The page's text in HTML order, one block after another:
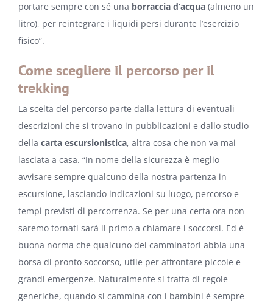
portare sempre con sé una borraccia d’acqua (almeno un
litro), per reintegrare i liquidi persi durante l’esercizio
fisico”.
Come scegliere il percorso per il
trekking
La scelta del percorso parte dalla lettura di eventuali
descrizioni che si trovano in pubblicazioni e dallo studio
della carta escursionistica, altra cosa che non va mai
lasciata a casa. “In nome della sicurezza è meglio
avvisare sempre qualcuno della nostra partenza in
escursione, lasciando indicazioni su luogo, percorso e
tempi previsti di percorrenza. Se per una certa ora non
saremo tornati sarà il primo a chiamare i soccorsi. Ed è
buona norma che qualcuno dei camminatori abbia una
borsa di pronto soccorso, utile per affrontare piccole e
grandi emergenze. Naturalmente si tratta di regole
generiche, quando si cammina con i bambini è sempre